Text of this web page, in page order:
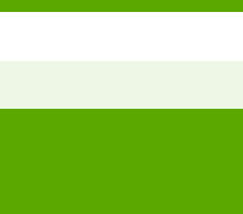
大阪府
施工例
塗装店
三重県
施工例
塗装店